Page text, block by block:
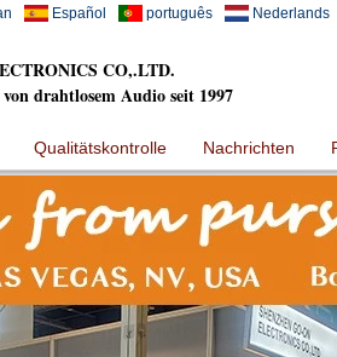
Español português Nederlands
CO,.LTD.
drahtlosem Audio seit 1997
Qualitätskontrolle Nachrichten